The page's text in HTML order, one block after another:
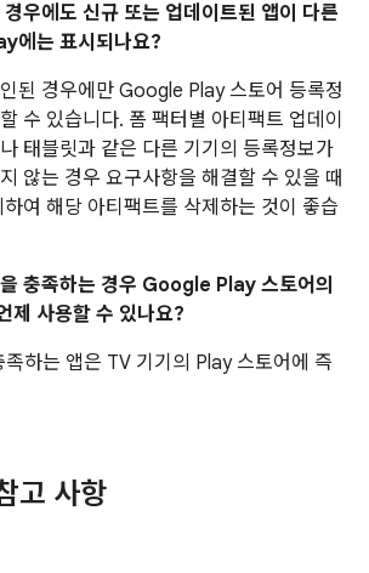
우에도 신규 또는 업데이트된 앱이 다른
에는 표시되나요?
된 경우에만 Google Play 스토어 등록정
수 있습니다. 폼 팩터별 아티팩트 업데이
태블릿과 같은 다른 기기의 등록정보가
않는 경우 요구사항을 해결할 수 있을 때
여 해당 아티팩트를 삭제하는 것이 좋습
충족하는 경우 Google Play 스토어의
제 사용할 수 있나요?
하는 앱은 TV 기기의 Play 스토어에 즉
고 사항